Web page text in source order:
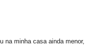
na minha casa ainda menor,